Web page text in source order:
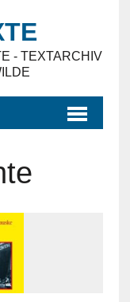
- TEXTARCHIV